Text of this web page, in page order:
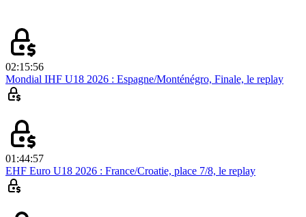
02:15:56
Mondial IHF U18 2026 : Espagne/Monténégro, Finale, le replay
01:44:57
EHF Euro U18 2026 : France/Croatie, place 7/8, le replay